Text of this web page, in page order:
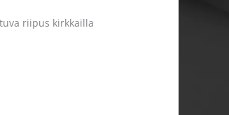
riipus kirkkailla